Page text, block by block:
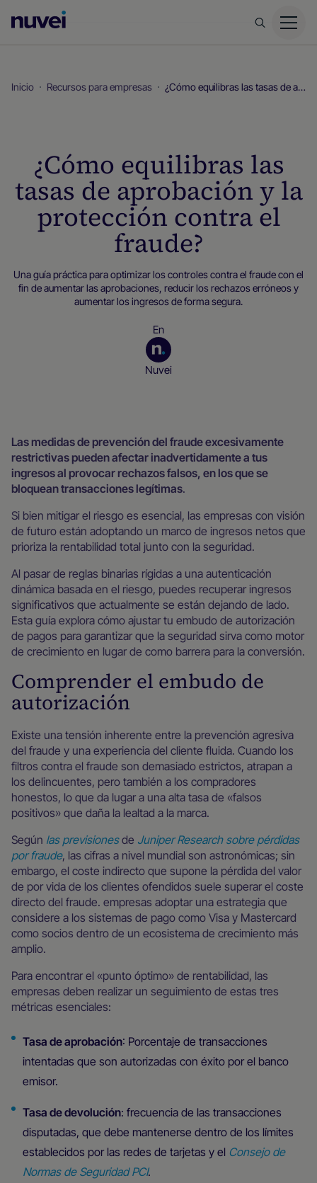
principal
Inicio Recursos para empresas ¿Cómo equilibras las tasas de aprobación y la protección contra el fraude?
¿Cómo equilibras las
tasas de aprobación y la
protección contra el
fraude?
Una guía práctica para optimizar los controles contra el fraude con el
fin de aumentar las aprobaciones, reducir los rechazos erróneos y
aumentar los ingresos de forma segura.
En
Nuvei
Las medidas de prevención del fraude excesivamente
restrictivas pueden afectar inadvertidamente a tus
ingresos al provocar rechazos falsos, en los que se
bloquean transacciones legítimas.
Si bien mitigar el riesgo es esencial, las empresas con visión
de futuro están adoptando un marco de ingresos netos que
prioriza la rentabilidad total junto con la seguridad.
Al pasar de reglas binarias rígidas a una autenticación
dinámica basada en el riesgo, puedes recuperar ingresos
significativos que actualmente se están dejando de lado.
Esta guía explora cómo ajustar tu embudo de autorización
de pagos para garantizar que la seguridad sirva como motor
de crecimiento en lugar de como barrera para la conversión.
Comprender el embudo de
autorización
Existe una tensión inherente entre la prevención agresiva
del fraude y una experiencia del cliente fluida. Cuando los
filtros contra el fraude son demasiado estrictos, atrapan a
los delincuentes, pero también a los compradores
honestos, lo que da lugar a una alta tasa de «falsos
positivos» que daña la lealtad a la marca.
Según las previsionesde Juniper Research sobre pérdidas
por fraude, las cifras a nivel mundial son astronómicas; sin
embargo, el coste indirecto que supone la pérdida del valor
de por vida de los clientes ofendidos suele superar el coste
directo del fraude. empresas adoptar una estrategia que
considere a los sistemas de pago como Visa y Mastercard
como socios dentro de un ecosistema de crecimiento más
amplio.
Para encontrar el «punto óptimo» de rentabilidad, las
empresas deben realizar un seguimiento de estas tres
métricas esenciales:
Tasa de aprobación: Porcentaje de transacciones
intentadas que son autorizadas con éxito por el banco
emisor.
Tasa de devolución: frecuencia de las transacciones
disputadas, que debe mantenerse dentro de los límites
establecidos por las redes de tarjetas y el Consejo de
Normas de Seguridad PCI.